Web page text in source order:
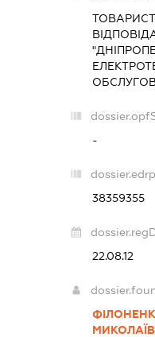
-
38359355
22.08.12